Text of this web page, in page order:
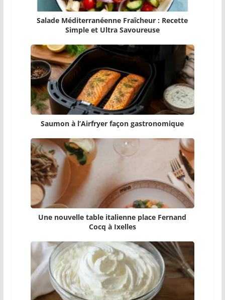
Salade Méditerranéenne Fraîcheur : Recette
Simple et Ultra Savoureuse
Saumon à l’Airfryer façon gastronomique
Une nouvelle table italienne place Fernand
Cocq à Ixelles